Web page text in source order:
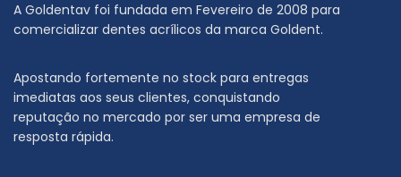
A Goldentav foi fundada em Fevereiro de 2008 para
comercializar dentes acrílicos da marca Goldent.
Apostando fortemente no stock para entregas
imediatas aos seus clientes, conquistando
reputação no mercado por ser uma empresa de
resposta rápida.